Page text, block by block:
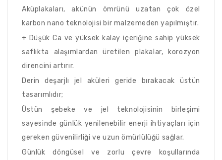
Aküplakaları, akünün ömrünü uzatan çok özel
karbon nano teknolojisi bir malzemeden yapılmıştır.
+ Düşük Ca ve yüksek kalay içeriğine sahip yüksek
saflıkta alaşımlardan üretilen plakalar, korozyon
direncini artırır.
Derin deşarjlı jel aküleri geride bırakacak üstün
tasarımlıdır;
Üstün şebeke ve jel teknolojisinin birleşimi
sayesinde günlük yenilenebilir enerji ihtiyaçları için
gereken güvenilirliği ve uzun ömürlülüğü sağlar.
Günlük döngüsel ve zorlu çevre koşullarında